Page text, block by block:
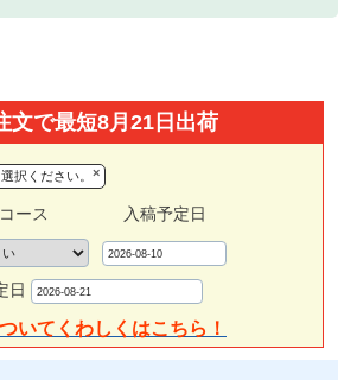
文で最短8月21日出荷
×
択ください。
ース 入稿予定日
日
いてくわしくはこちら！